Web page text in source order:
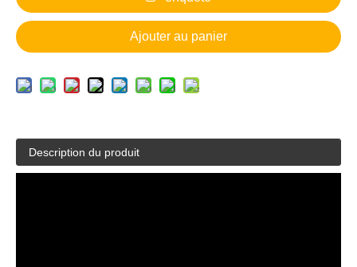
Ajouter au panier
Description du produit